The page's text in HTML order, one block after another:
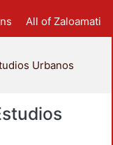
All of Zaloamati
Urbanos